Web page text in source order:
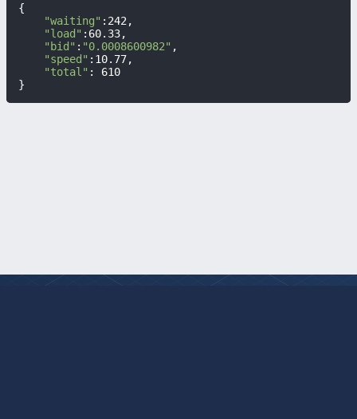
{
"waiting" :242,
"load" :60.33,
"bid" : "0.0008600982" ,
"speed" :10.77,
"total" : 610
}